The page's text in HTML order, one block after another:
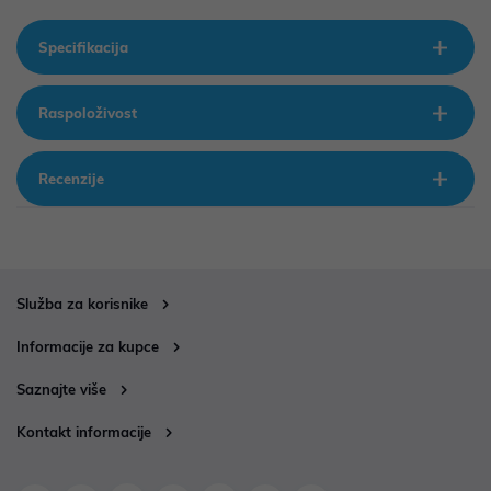
Specifikacija
Raspoloživost
Recenzije
Služba za korisnike
Informacije za kupce
Saznajte više
Kontakt informacije